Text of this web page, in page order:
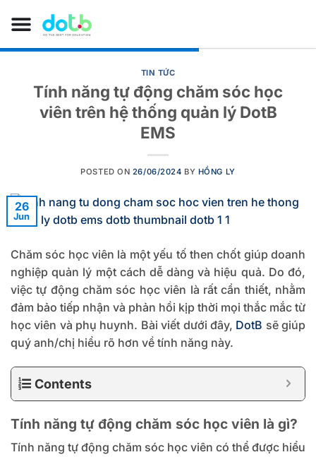
TIN TỨC
Tính năng tự động chăm sóc học
viên trên hệ thống quản lý DotB
EMS
POSTED ON 26/06/2024 BY HỒNG LY
26
Jun
Chăm sóc học viên là một yếu tố then chốt giúp doanh
nghiệp quản lý một cách dễ dàng và hiệu quả. Do đó,
việc tự động chăm sóc học viên là rất cần thiết, nhằm
đảm bảo tiếp nhận và phản hồi kịp thời mọi thắc mắc từ
học viên và phụ huynh. Bài viết dưới đây, DotB sẽ giúp
quý anh/chị hiểu rõ hơn về tính năng này.
Contents
Tính năng tự động chăm sóc học viên là gì?
Tính năng tự động chăm sóc học viên có thể được hiểu